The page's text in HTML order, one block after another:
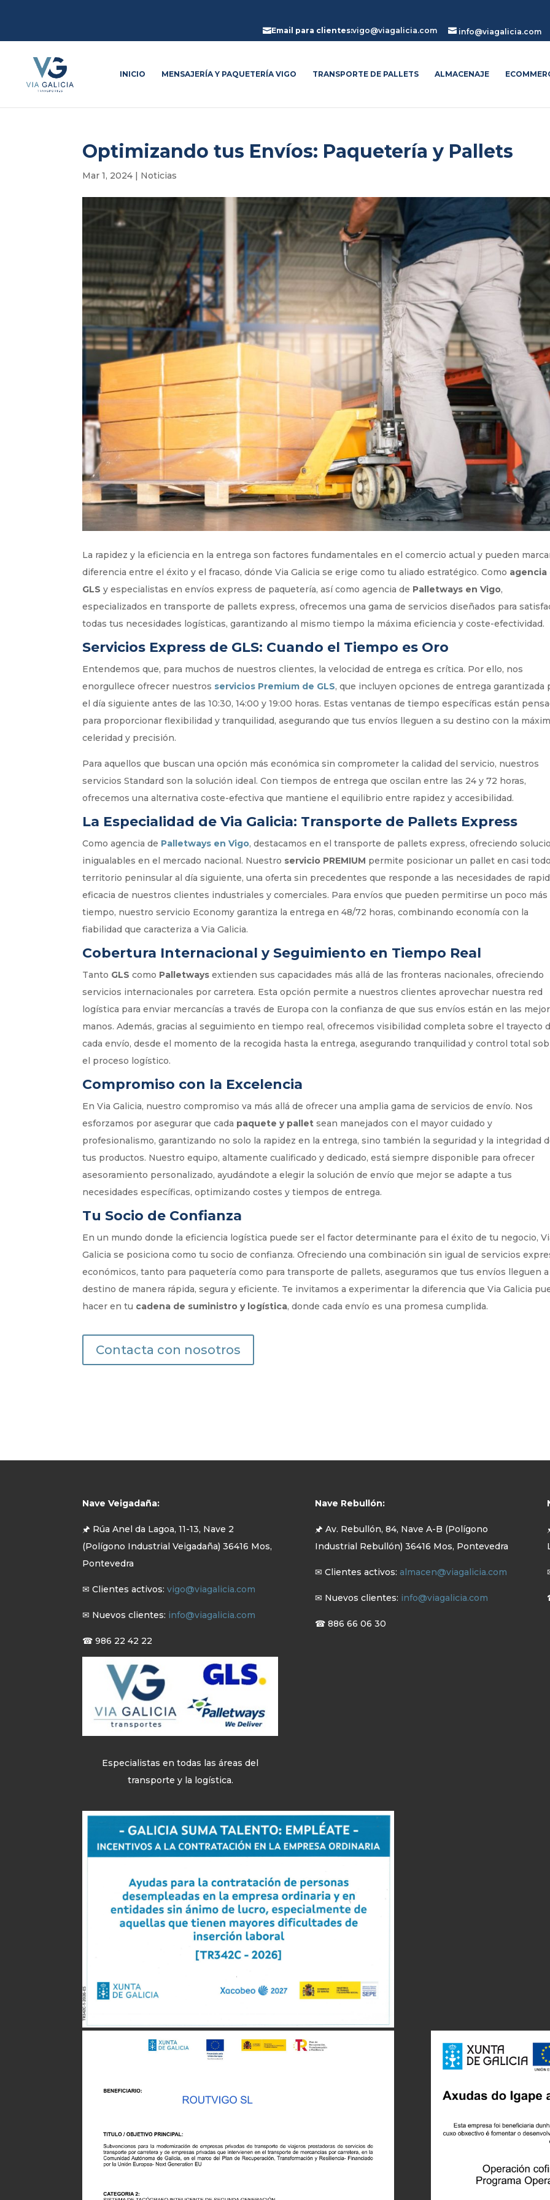
Email para clientes:vigo@viagalicia.com  info@viagalicia.com
INICIO MENSAJERÍA Y PAQUETERÍA VIGO TRANSPORTE DE PALLETS ALMACENAJE
Optimizando tus Envíos: Paquetería y Pallets
Mar 1, 2024 | Noticias
La rapidez y la eficiencia en la entrega son factores fundamentales en el comercio actual y pueden
diferencia entre el éxito y el fracaso, dónde Via Galicia se erige como tu aliado estratégico. Como agencia
GLS y especialistas en envíos express de paquetería, así como agencia de Palletways en Vigo,
especializados en transporte de pallets express, ofrecemos una gama de servicios diseñados para
todas tus necesidades logísticas, garantizando al mismo tiempo la máxima eficiencia y coste-efectividad.
Servicios Express de GLS: Cuando el Tiempo es Oro
Entendemos que, para muchos de nuestros clientes, la velocidad de entrega es crítica. Por ello, nos
enorgullece ofrecer nuestros servicios Premium de GLS, que incluyen opciones de entrega garantizada
el día siguiente antes de las 10:30, 14:00 y 19:00 horas. Estas ventanas de tiempo específicas están
para proporcionar flexibilidad y tranquilidad, asegurando que tus envíos lleguen a su destino con la
celeridad y precisión.
Para aquellos que buscan una opción más económica sin comprometer la calidad del servicio, nuestros
servicios Standard son la solución ideal. Con tiempos de entrega que oscilan entre las 24 y 72 horas,
ofrecemos una alternativa coste-efectiva que mantiene el equilibrio entre rapidez y accesibilidad.
La Especialidad de Via Galicia: Transporte de Pallets Express
Como agencia de Palletways en Vigo, destacamos en el transporte de pallets express, ofreciendo
inigualables en el mercado nacional. Nuestro servicio PREMIUM permite posicionar un pallet en casi
territorio peninsular al día siguiente, una oferta sin precedentes que responde a las necesidades de
eficacia de nuestros clientes industriales y comerciales. Para envíos que pueden permitirse un poco más
tiempo, nuestro servicio Economy garantiza la entrega en 48/72 horas, combinando economía con la
fiabilidad que caracteriza a Via Galicia.
Cobertura Internacional y Seguimiento en Tiempo Real
Tanto GLS como Palletways extienden sus capacidades más allá de las fronteras nacionales, ofreciendo
servicios internacionales por carretera. Esta opción permite a nuestros clientes aprovechar nuestra red
logística para enviar mercancías a través de Europa con la confianza de que sus envíos están en las
manos. Además, gracias al seguimiento en tiempo real, ofrecemos visibilidad completa sobre el trayecto
cada envío, desde el momento de la recogida hasta la entrega, asegurando tranquilidad y control total
el proceso logístico.
Compromiso con la Excelencia
En Via Galicia, nuestro compromiso va más allá de ofrecer una amplia gama de servicios de envío. Nos
esforzamos por asegurar que cada paquete y pallet sean manejados con el mayor cuidado y
profesionalismo, garantizando no solo la rapidez en la entrega, sino también la seguridad y la integridad
tus productos. Nuestro equipo, altamente cualificado y dedicado, está siempre disponible para ofrecer
asesoramiento personalizado, ayudándote a elegir la solución de envío que mejor se adapte a tus
necesidades específicas, optimizando costes y tiempos de entrega.
Tu Socio de Confianza
En un mundo donde la eficiencia logística puede ser el factor determinante para el éxito de tu negocio,
Galicia se posiciona como tu socio de confianza. Ofreciendo una combinación sin igual de servicios
económicos, tanto para paquetería como para transporte de pallets, aseguramos que tus envíos lleguen a
destino de manera rápida, segura y eficiente. Te invitamos a experimentar la diferencia que Via Galicia
hacer en tu cadena de suministro y logística, donde cada envío es una promesa cumplida.
Contacta con nosotros
Nave Veigadaña:
🖈 Rúa Anel da Lagoa, 11-13, Nave 2
(Polígono Industrial Veigadaña) 36416 Mos,
Pontevedra
✉ Clientes activos:vigo@viagalicia.com
✉ Nuevos clientes: info@viagalicia.com
☎ 986 22 42 22
Nave Rebullón:
🖈 Av. Rebullón, 84, Nave A-B (Polígono
Industrial Rebullón) 36416 Mos, Pontevedra
✉ Clientes activos: almacen@viagalicia.com
✉ Nuevos clientes: info@viagalicia.com
☎ 886 66 06 30
Especialistas en todas las áreas del
transporte y la logística.